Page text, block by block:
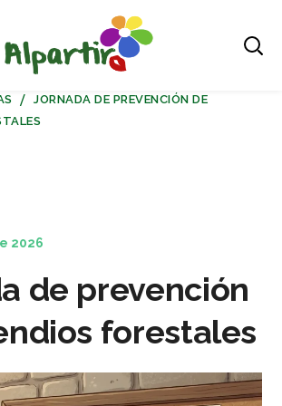
JORNADA DE PREVENCIÓN DE
2026
de prevención
forestales